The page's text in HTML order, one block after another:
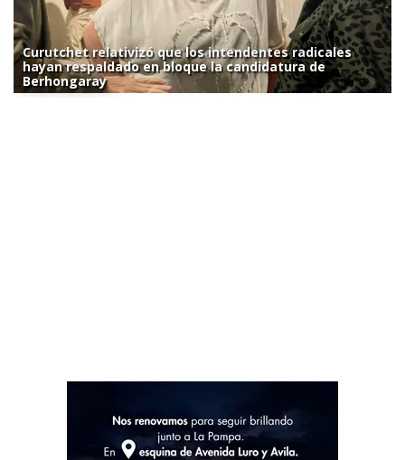
Curutchet relativizó que los intendentes radicales
hayan respaldado en bloque la candidatura de
Berhongaray